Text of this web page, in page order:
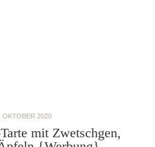
OKTOBER 2020
mit Zwetschgen,